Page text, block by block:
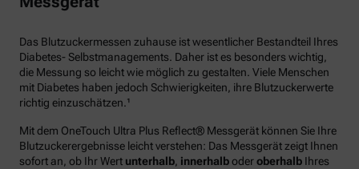
Das Blutzuckermessen zuhause ist wesentlicher Bestandteil Ihres
Diabetes- Selbstmanagements. Daher ist es besonders wichtig,
die Messung so leicht wie möglich zu gestalten. Viele Menschen
mit Diabetes haben jedoch Schwierigkeiten, ihre Blutzuckerwerte
richtig einzuschätzen.¹
Mit dem OneTouch Ultra Plus Reflect® Messgerät können Sie Ihre
Blutzuckerergebnisse leicht verstehen: Das Messgerät zeigt Ihnen
sofort an, ob Ihr Wert unterhalb innerhalboderoberhalb Ihres